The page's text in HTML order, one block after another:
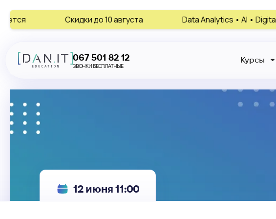
Скидки до 10 августа Data Analytics • AI • Digital Marketing • HR
067 501 82 12
ЗВОНКИ БЕСПЛАТНЫЕ
Курсы
12 июня 11:00